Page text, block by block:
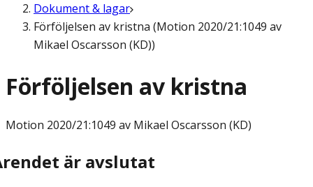
Dokument & lagar
Förföljelsen av kristna (Motion 2020/21:1049 av
Mikael Oscarsson (KD))
Förföljelsen av kristna
Motion 2020/21:1049 av Mikael Oscarsson (KD)
är avslutat